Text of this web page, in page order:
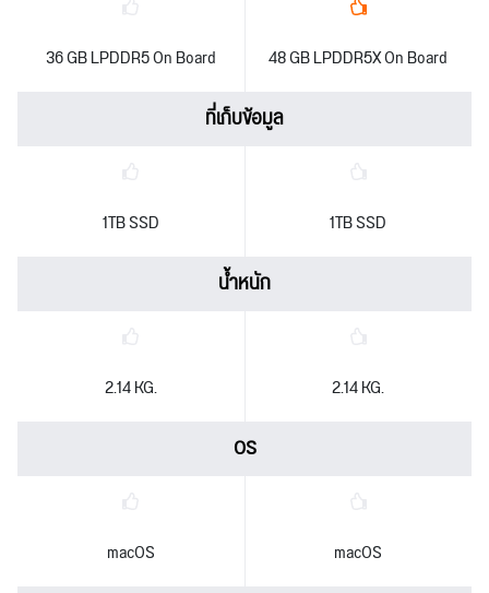
36 GB LPDDR5 On Board 48 GB LPDDR5X On Board
ที่เก็บข้อมูล
1TB SSD 1TB SSD
น้ำหนัก
2.14 KG. 2.14 KG.
OS
macOS macOS